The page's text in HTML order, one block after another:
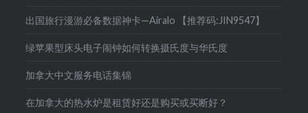
出国旅行漫游必备数据神卡—Airalo 【推荐码:JIN9547】
绿苹果型床头电子闹钟如何转换摄氏度与华氏度
加拿大中文服务电话集锦
在加拿大的热水炉是租赁好还是购买或买断好？